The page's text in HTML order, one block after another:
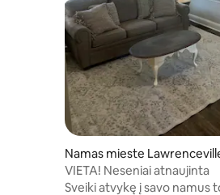
Namas mieste
VIETA! Neseniai atnaujinta
Sveiki atvykę į savo namus